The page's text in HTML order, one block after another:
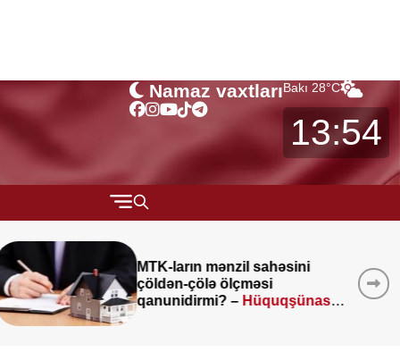
Namaz vaxtlarıBakı 28°C
13:54
MÜSAHİBƏ
MARAQLI
Kartdan-karta köçürmələrlə
bağlıvacib açıqlama